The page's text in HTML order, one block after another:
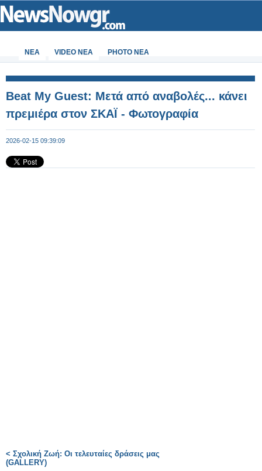
ΝΕΑ VIDEO NEA PHOTO NEA
Beat My Guest: Μετά από αναβολές... κάνει
πρεμιέρα στον ΣΚΑΪ - Φωτογραφία
2026-02-15 09:39:09
< Σχολική Ζωή: Οι τελευταίες δράσεις μας
(GALLERY)